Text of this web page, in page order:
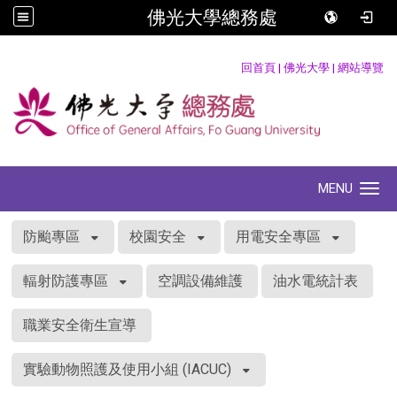
佛光大學總務處
回首頁 | 佛光大學 | 網站導覽
MENU
防颱專區 校園安全 用電安全專區
輻射防護專區 空調設備維護 油水電統計表
職業安全衛生宣導
實驗動物照護及使用小組 (IACUC)